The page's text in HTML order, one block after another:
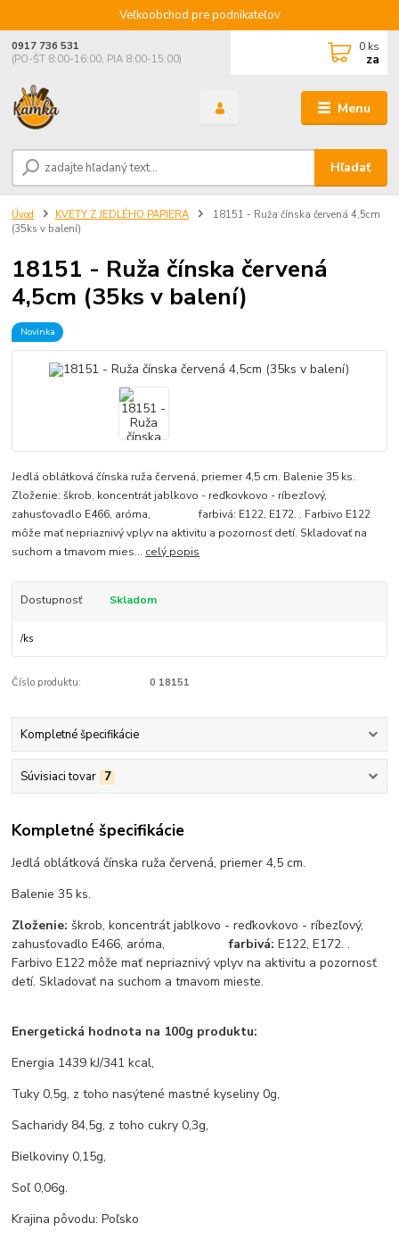
Veľkoobchod pre podnikateľov
Menu
Hľadať
0917 736 531
(PO-ŠT 8:00-16:00, PIA 8:00-15:00)
0 ks
za
Úvod KVETY Z JEDLÉHO PAPIERA
18151 - Ruža čínska červená 4,5cm
(35ks v balení)
18151 - Ruža čínska červená
4,5cm (35ks v balení)
Novinka
Jedlá oblátková čínska ruža červená, priemer 4,5 cm. Balenie 35 ks.
Zloženie: škrob, koncentrát jablkovo - reďkovkovo - ríbezľový,
zahusťovadlo E466, aróma, farbivá: E122, E172. . Farbivo E122
môže mať nepriaznivý vplyv na aktivitu a pozornosť detí. Skladovať na
suchom a tmavom mies... celý popis
Dostupnosť Skladom
/ks
Číslo produktu: 0 18151
Kompletné špecifikácie
Súvisiaci tovar 7
Kompletné špecifikácie
Jedlá oblátková čínska ruža červená, priemer 4,5 cm.
Balenie 35 ks.
Zloženie: škrob, koncentrát jablkovo - reďkovkovo - ríbezľový,
zahusťovadlo E466, aróma,farbivá: E122, E172. .
Farbivo E122 môže mať nepriaznivý vplyv na aktivitu a pozornosť
detí. Skladovať na suchom a tmavom mieste.
Energetická hodnota na 100g produktu:
Energia 1439 kJ/341 kcal,
Tuky 0,5g, z toho nasýtené mastné kyseliny 0g,
Sacharidy 84,5g, z toho cukry 0,3g,
Bielkoviny 0,15g,
Soľ 0,06g.
Krajina pôvodu: Poľsko